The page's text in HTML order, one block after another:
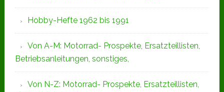
Hobby-Hefte 1962 bis 1991
Von A-M: Motorrad- Prospekte, Ersatzteillisten,
Betriebsanleitungen, sonstiges,
Von N-Z: Motorrad- Prospekte, Ersatzteillisten,